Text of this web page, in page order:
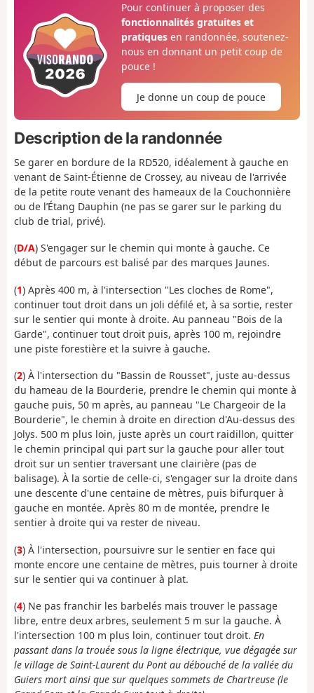
Pour continuer à proposer des
fonctionnalités gratuites et
pratiquesen randonnée, soutenez-
nous en donnant un petit coup de
pouce !
Je donne un coup de pouce
Description de la randonnée
Se garer en bordure de la RD520, idéalement à gauche en
venant de Saint-Étienne de Crossey, au niveau de l'arrivée
de la petite route venant des hameaux de la Couchonnière
ou de l’Étang Dauphin (ne pas se garer sur le parking du
club de trial, privé).
(D/A) S'engager sur le chemin qui monte à gauche. Ce
début de parcours est balisé par des marques Jaunes.
(1) Après 400 m, à l'intersection "Les cloches de Rome",
continuer tout droit dans un joli défilé et, à sa sortie, rester
sur le sentier qui monte à droite. Au panneau "Bois de la
Garde", continuer tout droit puis, après 100 m, rejoindre
une piste forestière et la suivre à gauche.
(2) À l'intersection du "Bassin de Rousset", juste au-dessus
du hameau de la Bourderie, prendre le chemin qui monte à
gauche puis, 50 m après, au panneau "Le Chargeoir de la
Bourderie", le chemin à droite en direction d'Au-dessus des
Jolys. 500 m plus loin, juste après un court raidillon, quitter
le chemin principal qui part sur la gauche pour aller tout
droit sur un sentier traversant une clairière (pas de
balisage). À la sortie de celle-ci, s'engager sur la droite dans
une descente d'une centaine de mètres, puis bifurquer à
gauche en montée. Après 80 m de montée, prendre le
sentier à droite qui va rester de niveau.
(3) À l'intersection, poursuivre sur le sentier en face qui
monte encore une centaine de mètres, puis tourner à droite
sur le sentier qui va continuer à plat.
(4) Ne pas franchir les barbelés mais trouver le passage
libre, entre deux arbres, seulement 5 m sur la gauche. À
l'intersection 100 m plus loin, continuer tout droit. En
passant dans la trouée sous la ligne électrique, vue dégagée sur
le village de Saint-Laurent du Pont au débouché de la vallée du
Guiers mort ainsi que sur quelques sommets de Chartreuse (le